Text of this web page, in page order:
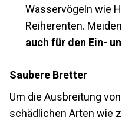
Wasservögeln wie
Reiherenten.
auch für den Ein-
Saubere Bretter
Um die Ausbreitung
schädlichen Arten wie